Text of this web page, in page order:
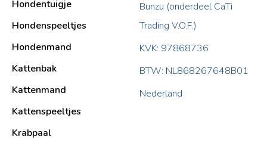
Hondentuigje
Hondenspeeltjes
Hondenmand
Kattenbak
Kattenmand
Kattenspeeltjes
Krabpaal​
Bunzu (onderdeel CaTi
Trading V.O.F.)
KVK: 97868736
BTW: NL868267648B01
Nederland